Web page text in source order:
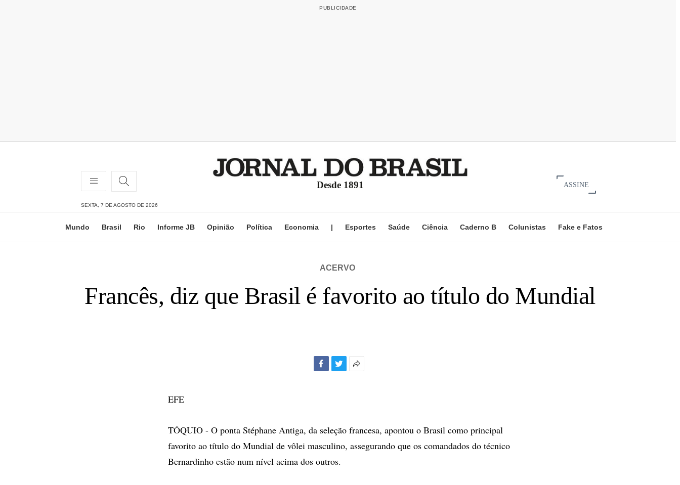
Desde 1891 ASSINE
SEXTA, 7 DE AGOSTO DE 2026
Mundo Brasil Rio Informe JB Opinião Política Economia | Esportes Saúde Ciência Caderno B Colunistas Fake e Fatos
ACERVO
Francês, diz que Brasil é favorito ao título do Mundial
EFE
TÓQUIO - O ponta Stéphane Antiga, da seleção francesa, apontou o Brasil como principal
favorito ao título do Mundial de vôlei masculino, assegurando que os comandados do técnico
Bernardinho estão num nível acima dos outros.